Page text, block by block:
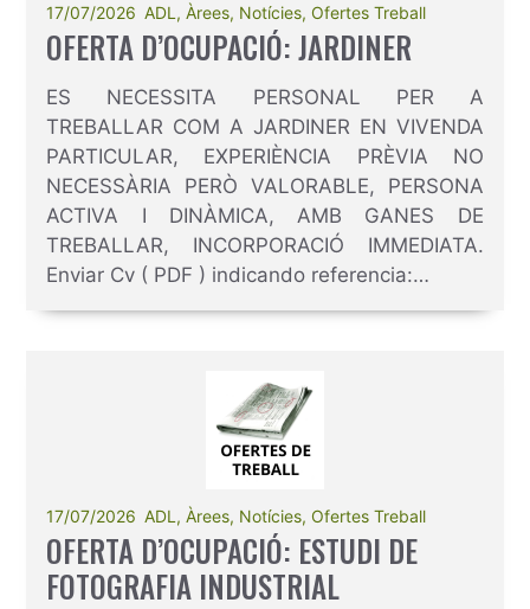
17/07/2026 ADL ,Àrees, Notícies,Ofertes Treball
OFERTA D’OCUPACIÓ: JARDINER
ES NECESSITA PERSONAL PER A
TREBALLAR COM A JARDINER EN VIVENDA
PARTICULAR, EXPERIÈNCIA PRÈVIA NO
NECESSÀRIA PERÒ VALORABLE, PERSONA
ACTIVA I DINÀMICA, AMB GANES DE
TREBALLAR, INCORPORACIÓ IMMEDIATA.
Enviar Cv ( PDF ) indicando referencia:…
17/07/2026 ADL ,Àrees, Notícies,Ofertes Treball
OFERTA D’OCUPACIÓ: ESTUDI DE
FOTOGRAFIA INDUSTRIAL